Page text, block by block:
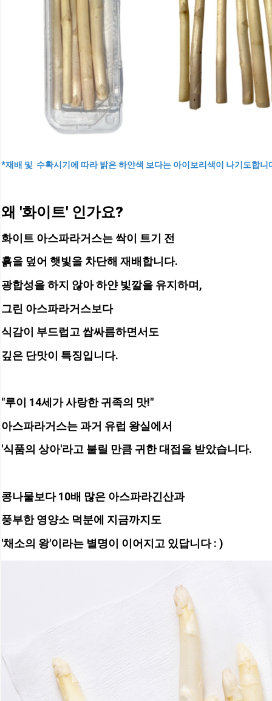
*재배 및  수확시기에 따라 밝은 하얀색 보다는 아이보리색이 나기도합
왜 '화이트' 인가요?
화이트 아스파라거스는 싹이 트기 전
흙을 덮어 햇빛을 차단해 재배합니다.
광합성을 하지 않아 하얀 빛깔을 유지하며,
그린 아스파라거스보다
식감이 부드럽고 쌉싸름하면서도
깊은 단맛이 특징입니다.
"루이 14세가 사랑한 귀족의 맛!"
아스파라거스는 과거 유럽 왕실에서
'식품의 상아'라고 불릴 만큼 귀한 대접을 받았습니다.
콩나물보다 10배 많은 아스파라긴산과
풍부한 영양소 덕분에 지금까지도
'채소의 왕'이라는 별명이 이어지고 있답니다 : )